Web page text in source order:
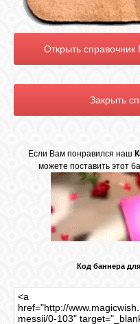
Если Вам понравился наш
можете поставить этот
Код баннера